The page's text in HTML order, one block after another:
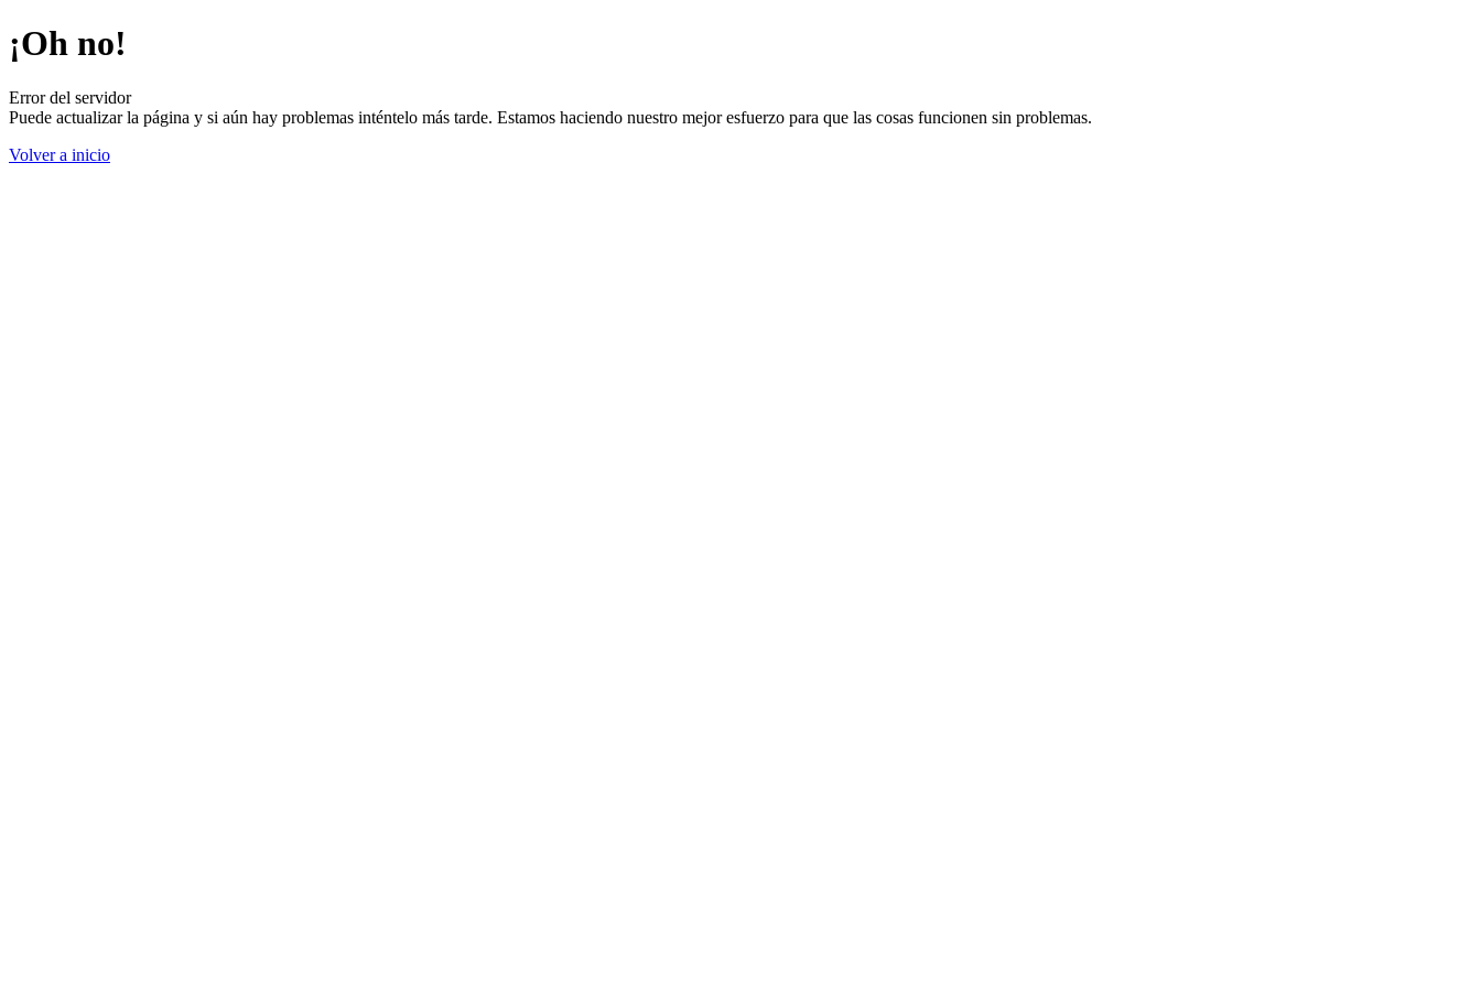
¡Oh no!
Error del servidor
Puede actualizar la página y si aún hay problemas inténtelo más tarde. Estamos haciendo nuestro mejor esfuerzo para que las cosas funcionen sin problemas.
Volver a inicio